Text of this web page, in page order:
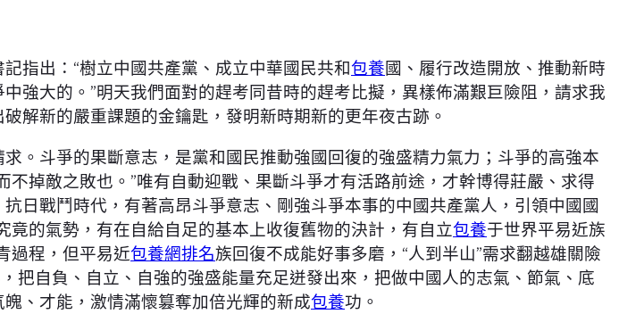
出：“樹立中國共產黨、成立中華國民共和包養國、履行改造開放、推動新時
強大的。”明天我們面對的趕考同昔時的趕考比擬，異樣佈滿艱巨險阻，請求我
解新的嚴重課題的金鑰匙，發明新時期新的更年夜古跡。
斗爭的果斷意志，是黨和國民推動強國回復的強盛精力氣力；斗爭的高強本
掉敵之敗也。”唯有自動迎戰、果斷斗爭才有活路前途，才幹博得莊嚴、求得
日戰鬥時代，有著高昂斗爭意志、剛強斗爭本事的中國共產黨人，引領中國國
的氣勢，有在自給自足的基本上收復舊物的決計，有自立包養于世界平易近族
過程，但平易近包養網排名族回復不成能好事多磨，“人到半山”需求翻越雄關險
把自負、自立、自強的強盛能量充足迸發出來，把做中國人的志氣、節氣、底
、才能，激情滿懷篡奪加倍光輝的新成包養功。